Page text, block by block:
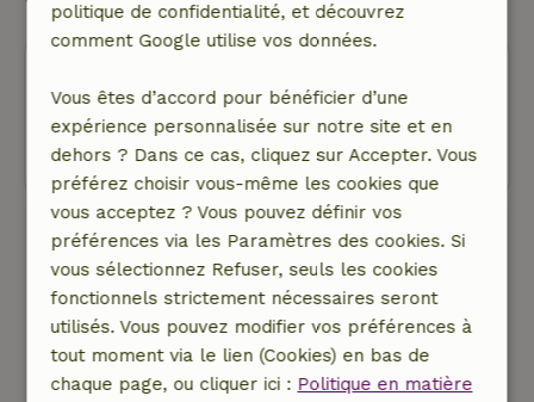
Oups ! Malheureusement, vous ne
pouvez plus réserver cette maison
nature.
Réserver chez Maison nature
Pas de frais de réservation
En pleine nature
Loin de la foule
Nous reversons 5 % de notre chiffre d'affaires à
des projets locaux en faveur de la nature.
politique de confidentialité, et découvrez
comment Google utilise vos données.
Vous êtes d’accord pour bénéficier d’une
expérience personnalisée sur notre site et en
dehors ? Dans ce cas, cliquez sur Accepter. Vous
préférez choisir vous-même les cookies que
vous acceptez ? Vous pouvez définir vos
préférences via les Paramètres des cookies. Si
vous sélectionnez Refuser, seuls les cookies
fonctionnels strictement nécessaires seront
utilisés. Vous pouvez modifier vos préférences à
tout moment via le lien (Cookies) en bas de
chaque page, ou cliquer ici : Politique en matière